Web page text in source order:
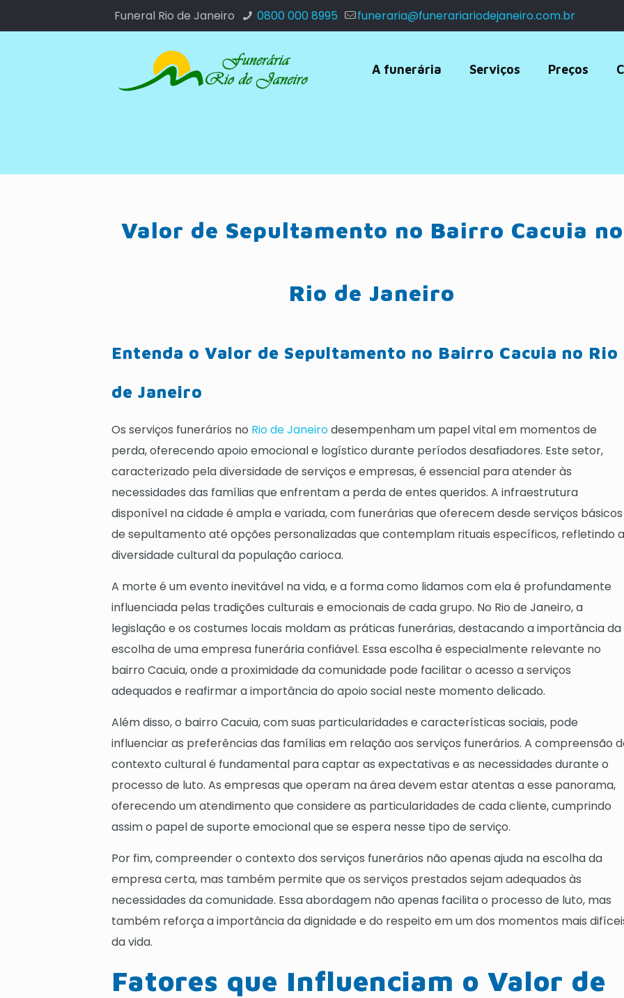
Funeral Rio de Janeiro 0800 000 8995 funeraria@funerariariodejaneiro.com.br
A funerária Serviços Preços
Valor de Sepultamento no Bairro Cacuia no
Rio de Janeiro
Entenda o Valor de Sepultamento no Bairro Cacuia no Rio
de Janeiro
Os serviços funerários no Rio de Janeirodesempenham um papel vital em momentos de
perda, oferecendo apoio emocional e logístico durante períodos desafiadores. Este setor,
caracterizado pela diversidade de serviços e empresas, é essencial para atender às
necessidades das famílias que enfrentam a perda de entes queridos. A infraestrutura
disponível na cidade é ampla e variada, com funerárias que oferecem desde serviços básicos
de sepultamento até opções personalizadas que contemplam rituais específicos, refletindo a
diversidade cultural da população carioca.
A morte é um evento inevitável na vida, e a forma como lidamos com ela é profundamente
influenciada pelas tradições culturais e emocionais de cada grupo. No Rio de Janeiro, a
legislação e os costumes locais moldam as práticas funerárias, destacando a importância da
escolha de uma empresa funerária confiável. Essa escolha é especialmente relevante no
bairro Cacuia, onde a proximidade da comunidade pode facilitar o acesso a serviços
adequados e reafirmar a importância do apoio social neste momento delicado.
Além disso, o bairro Cacuia, com suas particularidades e características sociais, pode
influenciar as preferências das famílias em relação aos serviços funerários. A compreensão
contexto cultural é fundamental para captar as expectativas e as necessidades durante o
processo de luto. As empresas que operam na área devem estar atentas a esse panorama,
oferecendo um atendimento que considere as particularidades de cada cliente, cumprindo
assim o papel de suporte emocional que se espera nesse tipo de serviço.
Por fim, compreender o contexto dos serviços funerários não apenas ajuda na escolha da
empresa certa, mas também permite que os serviços prestados sejam adequados às
necessidades da comunidade. Essa abordagem não apenas facilita o processo de luto, mas
também reforça a importância da dignidade e do respeito em um dos momentos mais
da vida.
Fatores que Influenciam o Valor de